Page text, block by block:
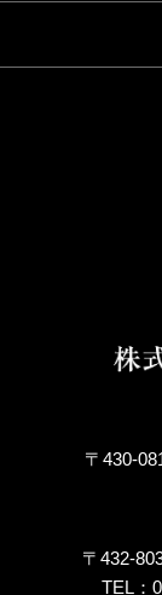
〒430-
〒432-
TEL：